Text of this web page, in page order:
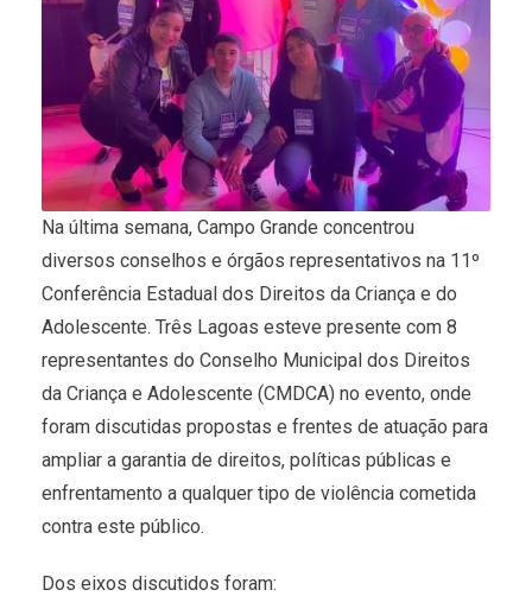
Na última semana, Campo Grande concentrou
diversos conselhos e órgãos representativos na 11º
Conferência Estadual dos Direitos da Criança e do
Adolescente. Três Lagoas esteve presente com 8
representantes do Conselho Municipal dos Direitos
da Criança e Adolescente (CMDCA) no evento, onde
foram discutidas propostas e frentes de atuação para
ampliar a garantia de direitos, políticas públicas e
enfrentamento a qualquer tipo de violência cometida
contra este público.
Dos eixos discutidos foram: